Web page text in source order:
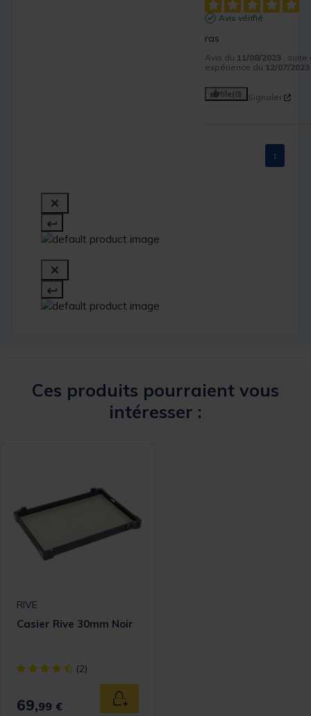
Avis vérifié
ras
Avis du 11/08/2023 , suite
expérience du 12/07/2023
Utile(0) Signaler
1
Ces produits pourraient vous
intéresser :
RIVE
Casier Rive 30mm Noir
[object Object] out of 5 Customer Rating
(2)
69,99 € Ajouter au panier